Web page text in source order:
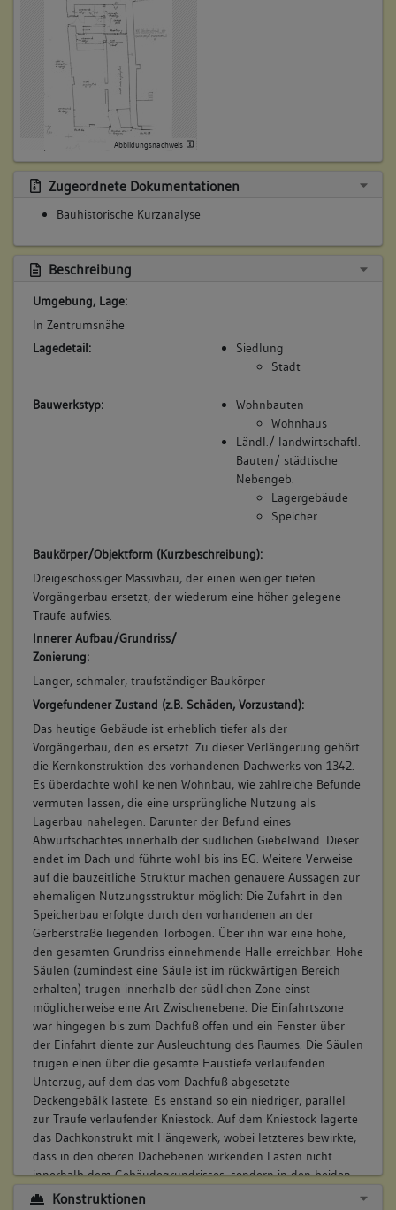
Abbildungsnachweis
Zugeordnete Dokumentationen
Bauhistorische Kurzanalyse
Beschreibung
Umgebung, Lage:
In Zentrumsnähe
Lagedetail:
Siedlung
Stadt
Bauwerkstyp:
Wohnbauten
Wohnhaus
Ländl./ landwirtschaftl.
Bauten/ städtische
Nebengeb.
Lagergebäude
Speicher
Baukörper/Objektform (Kurzbeschreibung):
Dreigeschossiger Massivbau, der einen weniger tiefen
Vorgängerbau ersetzt, der wiederum eine höher gelegene
Traufe aufwies.
Innerer Aufbau/Grundriss/
Zonierung:
Langer, schmaler, traufständiger Baukörper
Vorgefundener Zustand (z.B. Schäden, Vorzustand):
Das heutige Gebäude ist erheblich tiefer als der
Vorgängerbau, den es ersetzt. Zu dieser Verlängerung gehört
die Kernkonstruktion des vorhandenen Dachwerks von 1342.
Es überdachte wohl keinen Wohnbau, wie zahlreiche Befunde
vermuten lassen, die eine ursprüngliche Nutzung als
Lagerbau nahelegen. Darunter der Befund eines
Abwurfschachtes innerhalb der südlichen Giebelwand. Dieser
endet im Dach und führte wohl bis ins EG. Weitere Verweise
auf die bauzeitliche Struktur machen genauere Aussagen zur
ehemaligen Nutzungsstruktur möglich: Die Zufahrt in den
Speicherbau erfolgte durch den vorhandenen an der
Gerberstraße liegenden Torbogen. Über ihn war eine hohe,
den gesamten Grundriss einnehmende Halle erreichbar. Hohe
Säulen (zumindest eine Säule ist im rückwärtigen Bereich
erhalten) trugen innerhalb der südlichen Zone einst
möglicherweise eine Art Zwischenebene. Die Einfahrtszone
war hingegen bis zum Dachfuß offen und ein Fenster über
der Einfahrt diente zur Ausleuchtung des Raumes. Die Säulen
trugen einen über die gesamte Haustiefe verlaufenden
Unterzug, auf dem das vom Dachfuß abgesetzte
Deckengebälk lastete. Es enstand so ein niedriger, parallel
zur Traufe verlaufender Kniestock. Auf dem Kniestock lagerte
das Dachkonstrukt mit Hängewerk, wobei letzteres bewirkte,
dass in den oberen Dachebenen wirkenden Lasten nicht
innerhalb dem Gebäudegrundrisses, sondern in den beiden
Traufen abgetragen wurden.
Konstruktionen